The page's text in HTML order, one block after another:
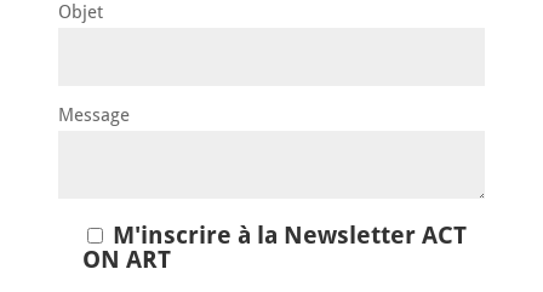
Objet
Message
M'inscrire à la Newsletter ACT
ON ART